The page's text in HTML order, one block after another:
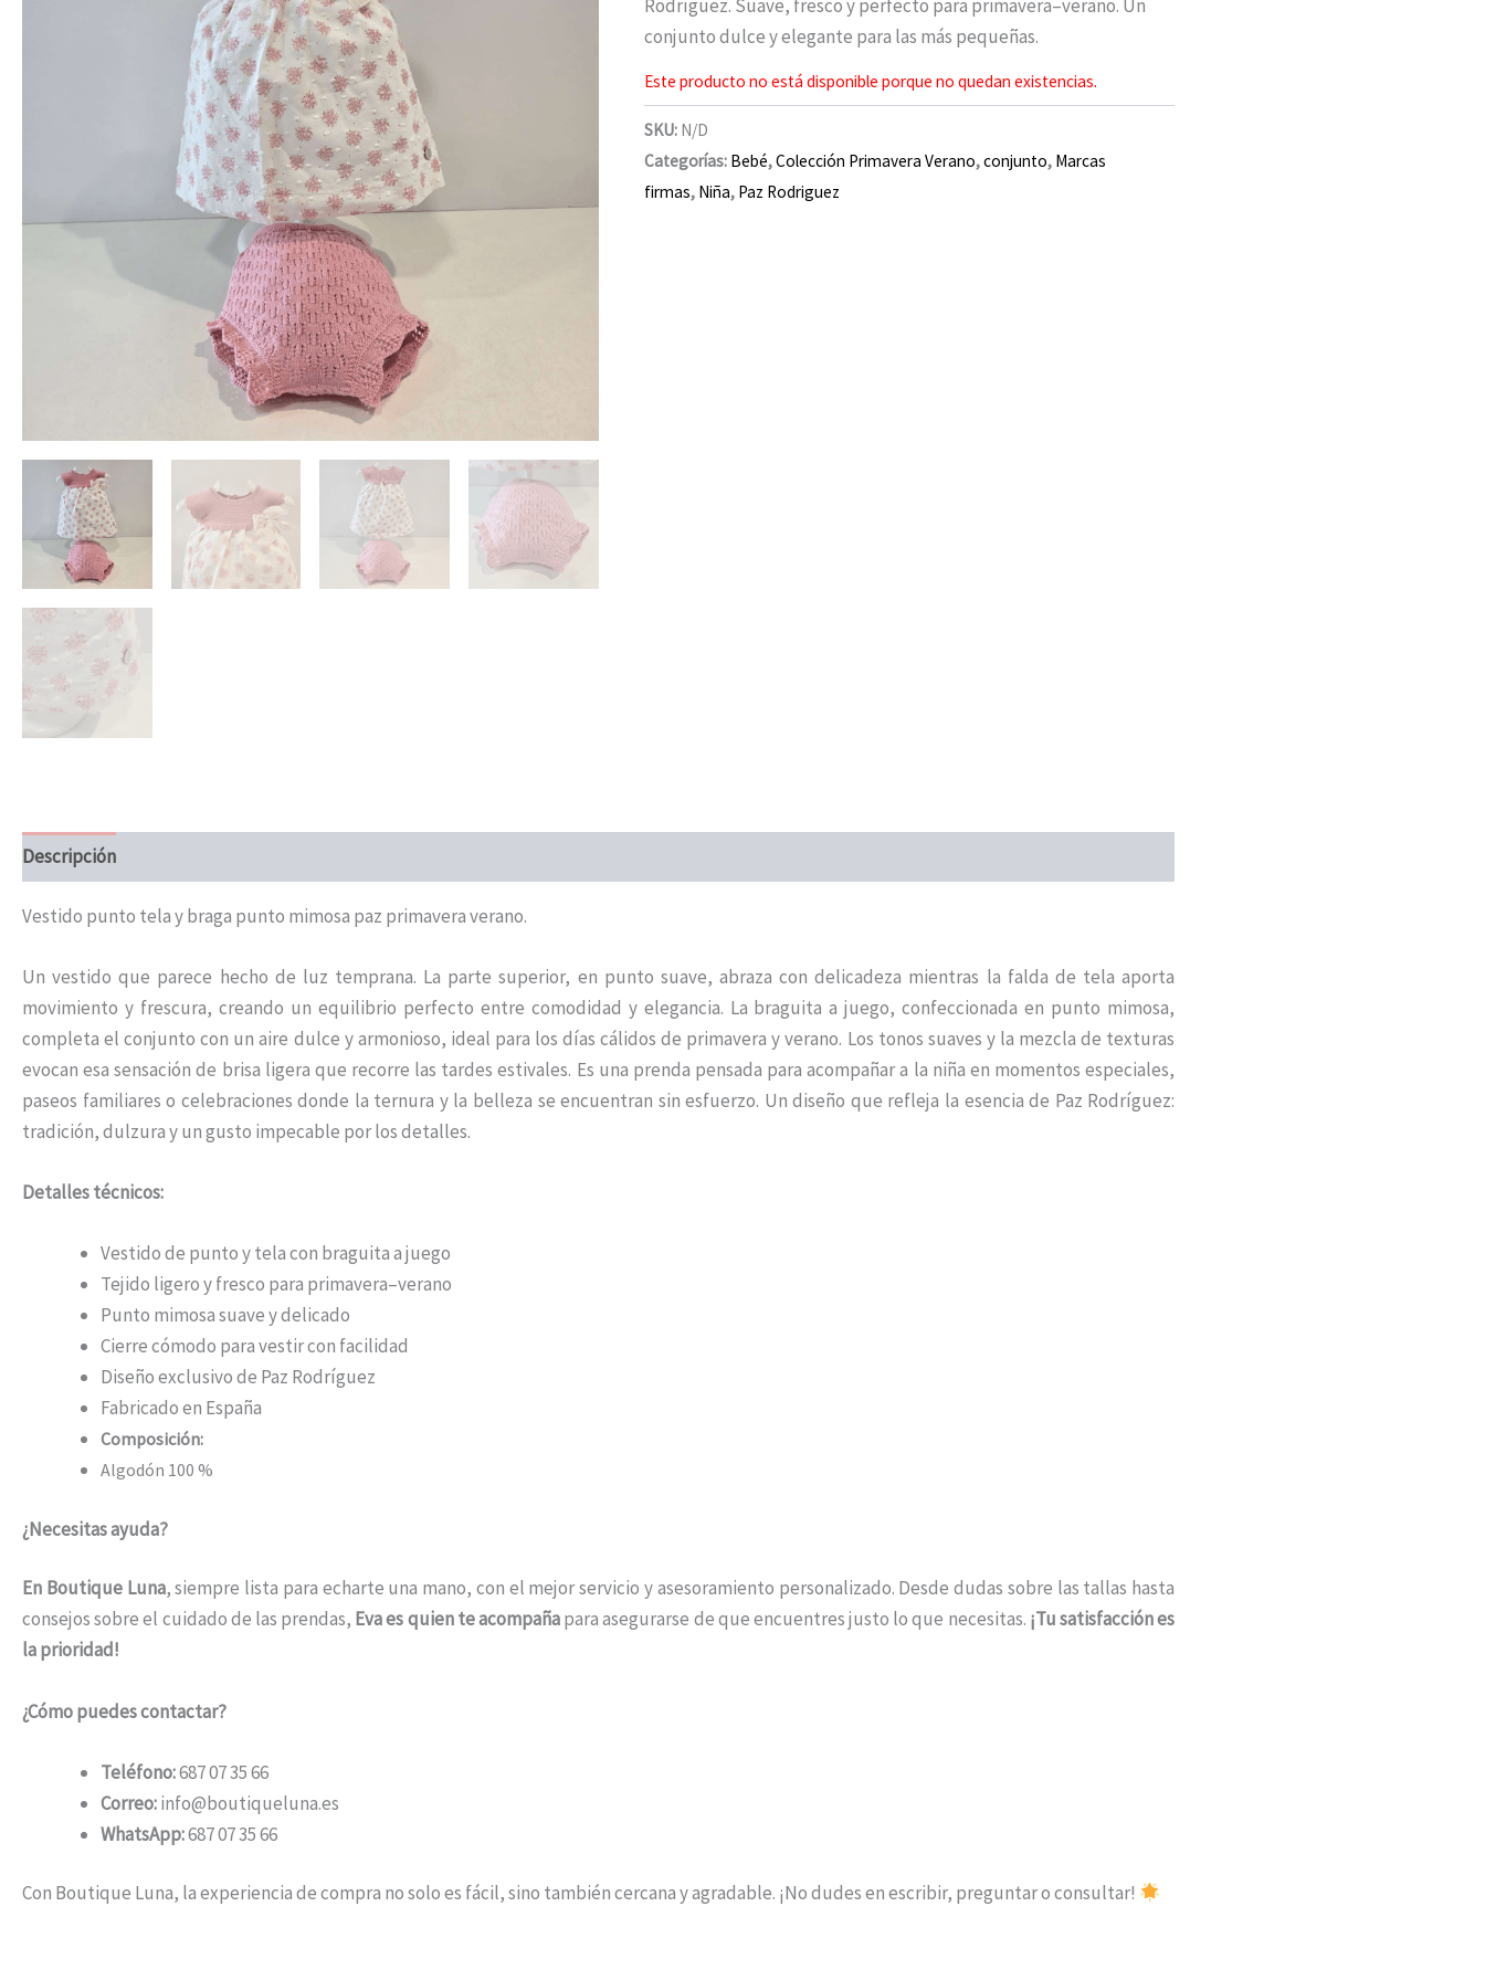
Rodríguez. Suave, fresco y perfecto para primavera–verano. Un
conjunto dulce y elegante para las más pequeñas.
Este producto no está disponible porque no quedan existencias.
SKU: N/D
Categorías: Bebé,Colección Primavera Verano,conjunto, Marcas
firmas, Niña, Paz Rodriguez
Descripción
Vestido punto tela y braga punto mimosa paz primavera verano.
Un vestido que parece hecho de luz temprana. La parte superior, en punto suave, abraza con delicadeza mientras la falda de tela aporta
movimiento y frescura, creando un equilibrio perfecto entre comodidad y elegancia. La braguita a juego, confeccionada en punto mimosa,
completa el conjunto con un aire dulce y armonioso, ideal para los días cálidos de primavera y verano. Los tonos suaves y la mezcla de texturas
evocan esa sensación de brisa ligera que recorre las tardes estivales. Es una prenda pensada para acompañar a la niña en momentos especiales,
paseos familiares o celebraciones donde la ternura y la belleza se encuentran sin esfuerzo. Un diseño que refleja la esencia de Paz Rodríguez:
tradición, dulzura y un gusto impecable por los detalles.
Detalles técnicos:
Vestido de punto y tela con braguita a juego
Tejido ligero y fresco para primavera–verano
Punto mimosa suave y delicado
Cierre cómodo para vestir con facilidad
Diseño exclusivo de Paz Rodríguez
Fabricado en España
Composición:
Algodón 100 %
¿Necesitas ayuda?
En Boutique Luna, siempre lista para echarte una mano, con el mejor servicio y asesoramiento personalizado. Desde dudas sobre las tallas hasta
consejos sobre el cuidado de las prendas, Eva es quien te acompañapara asegurarse de que encuentres justo lo que necesitas. ¡Tu satisfacción es
la prioridad!
¿Cómo puedes contactar?
Teléfono:687 07 35 66
Correo:info@boutiqueluna.es
WhatsApp:687 07 35 66
Con Boutique Luna, la experiencia de compra no solo es fácil, sino también cercana y agradable. ¡No dudes en escribir, preguntar o consultar!